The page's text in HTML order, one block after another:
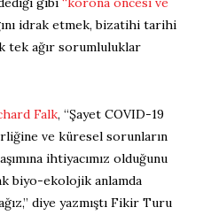
idrak etmek, bizatihi tarihi
tek ağır sorumluluklar
Falk, “Şayet COVID-19
ve küresel sorunların
ihtiyacımız olduğunu
biyo-ekolojik anlamda
diye yazmıştı Fikir Turu